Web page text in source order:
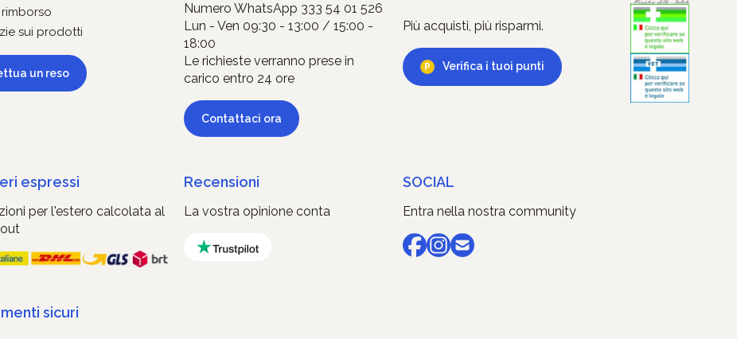
rimborso
sui prodotti
un reso
Numero WhatsApp 333 54 01 526
Lun - Ven 09:30 - 13:00 / 15:00 -
18:00
Le richieste verranno prese in
carico entro 24 ore
Contattaci ora
Più acquisti, più risparmi.
Verifica i tuoi punti
espressi
per l'estero calcolata al
Recensioni
La vostra opinione conta
SOCIAL
Entra nella nostra community
sicuri